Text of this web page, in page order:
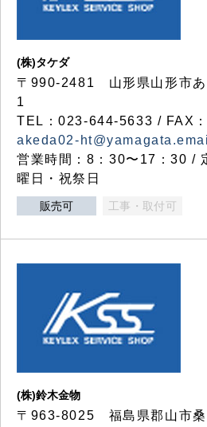
(株)タケダ
〒990-2481 山形県山形市あ
1
TEL：023-644-5633 / FAX
akeda02-
営業時間：8：30〜17：30 /
曜日・祝祭日
販売可 工事・取付可
(株)鈴木金物
〒963-8025 福島県郡山市